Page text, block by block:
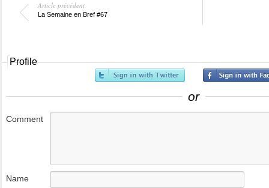
Article précédent
La Semaine en Bref #67
Profile
or
Comment
Name